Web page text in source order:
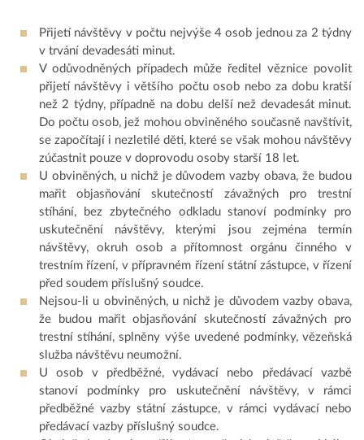
Přijetí návštěvy v počtu nejvýše 4 osob jednou za 2 týdny
v trvání devadesáti minut.
V odůvodněných případech může ředitel věznice povolit
přijetí návštěvy i většího počtu osob nebo za dobu kratší
než 2 týdny, případně na dobu delší než devadesát minut.
Do počtu osob, jež mohou obviněného současně navštívit,
se započítají i nezletilé děti, které se však mohou návštěvy
zúčastnit pouze v doprovodu osoby starší 18 let.
U obviněných, u nichž je důvodem vazby obava, že budou
mařit objasňování skutečností závažných pro trestní
stíhání, bez zbytečného odkladu stanoví podmínky pro
uskutečnění návštěvy, kterými jsou zejména termín
návštěvy, okruh osob a přítomnost orgánu činného v
trestním řízení, v přípravném řízení státní zástupce, v řízení
před soudem příslušný soudce.
Nejsou-li u obviněných, u nichž je důvodem vazby obava,
že budou mařit objasňování skutečností závažných pro
trestní stíhání, splněny výše uvedené podmínky, vězeňská
služba návštěvu neumožní.
U osob v předběžné, vydávací nebo předávací vazbě
stanoví podmínky pro uskutečnění návštěvy, v rámci
předběžné vazby státní zástupce, v rámci vydávací nebo
předávací vazby příslušný soudce.